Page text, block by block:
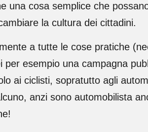
una cosa semplice che
la cultura dei cittadini.
a tutte le cose pratiche
per esempio una campagna
ai ciclisti, sopratutto agli
anzi sono automobilista